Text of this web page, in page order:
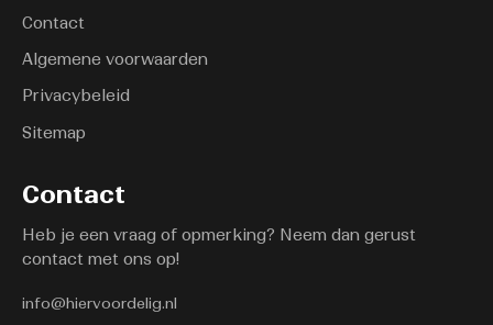
Contact
Algemene voorwaarden
Privacybeleid
Sitemap
Contact
Heb je een vraag of opmerking? Neem dan gerust
contact met ons op!
info@hiervoordelig.nl